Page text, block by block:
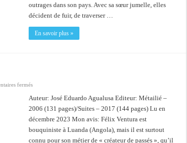
outrages dans son pays. Avec sa sœur jumelle, elles
décident de fuir, de traverser …
En savoir plus »
ferméssur
marchand
de
passés
Auteur: José Eduardo Agualusa Editeur: Métailié –
2006 (131 pages)/Suites – 2017 (144 pages) Lu en
décembre 2023 Mon avis: Félix Ventura est
bouquiniste à Luanda (Angola), mais il est surtout
connu pour son métier de « créateur de passés », qu’il